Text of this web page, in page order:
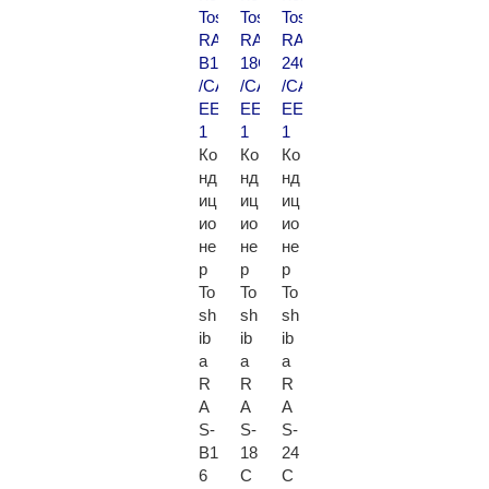
Ко
нд
иц
ио
не
р
To
sh
ib
a
R
A
S-
B1
6
Ко
нд
иц
ио
не
р
To
sh
ib
a
R
A
S-
18
C
Ко
нд
иц
ио
не
р
To
sh
ib
a
R
A
S-
24
C